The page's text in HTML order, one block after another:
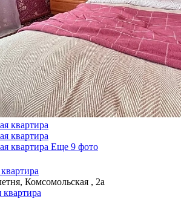
Еще 9 фото
Комсомольская , 2а